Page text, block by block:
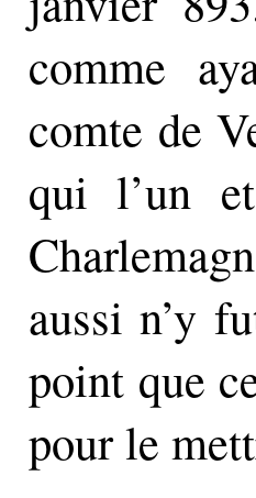
comme
comte de
qui l’un
aussi n’y
point que
pour le